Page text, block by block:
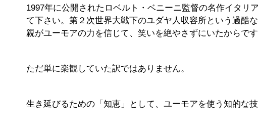
1997年に公開されたロベルト・ベニーニ監督の名作イタリ
て下さい。第２次世界大戦下のユダヤ人収容所という過酷
親がユーモアの力を信じて、笑いを絶やさずにいたからです
ただ単に楽観していた訳ではありません。
生き延びるための「知恵」として、ユーモアを使う知的な